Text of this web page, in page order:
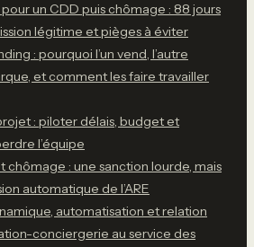
un CDD puis chômage : 88 jours
légitime et pièges à éviter
: pourquoi l’un vend, l’autre
et comment les faire travailler
: piloter délais, budget et
l’équipe
chômage : une sanction lourde, mais
automatique de l’ARE
automatisation et relation
conciergerie au service des